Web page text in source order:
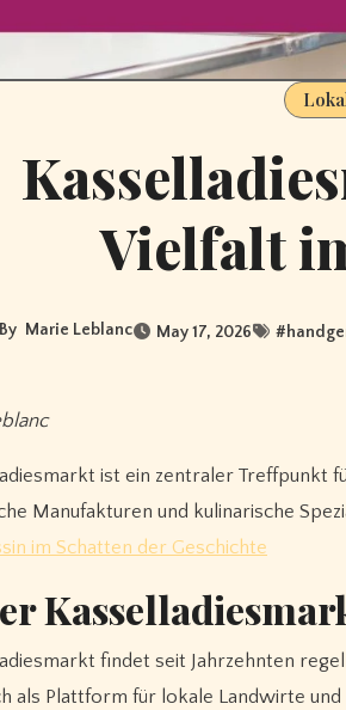
Vielfalt
By Marie Leblanc May 17, 2026 #
ist ein zentraler Treffpunkt
Manufakturen und kulinarische
im Schatten der Geschichte
findet seit Jahrzehnten
als Plattform für lokale Landwirte